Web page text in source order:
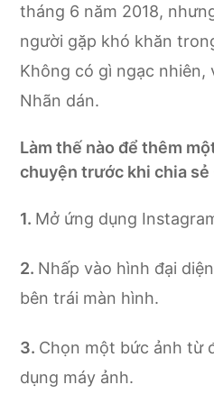
tháng 6 năm 2018,
người gặp khó khăn
Không có gì ngạc nhiên,
Nhãn dán.
Làm thế nào để thêm
chuyện trước khi chia
Mở ứng dụng
Nhấp vào hình đại
bên trái màn hình.
Chọn một bức ảnh từ
dụng máy ảnh.